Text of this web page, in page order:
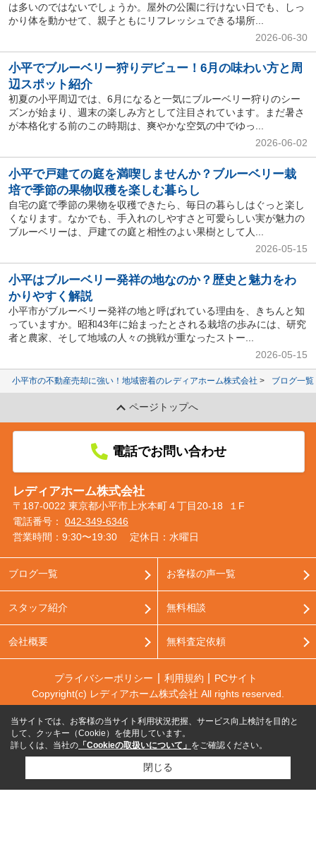
は多いのではないでしょうか。屋外の公園に行けない日でも、しっ
かり体を動かせて、親子ともにリフレッシュできる場所...
2026-06-30
小平でブルーベリー狩りデビュー！6月の味わい方と周
辺スポット紹介
初夏の小平周辺では、6月になると一気にブルーベリー狩りのシー
ズンが始まり、週末の楽しみ方として注目されています。まだ暑さ
が本格化する前のこの時期は、爽やかな空気の中でゆっ...
2026-06-02
小平で戸建ての庭を満喫しませんか？ブルーベリー栽
培で季節の果物収穫を楽しむ暮らし
自宅の庭で季節の果物を収穫できたら、毎日の暮らしはぐっと楽し
くなります。なかでも、手入れのしやすさと可愛らしい実が魅力の
ブルーベリーは、戸建ての庭と相性のよい果樹として人...
2026-05-15
小平はブルーベリー発祥の地なのか？歴史と魅力をわ
かりやすく解説
小平市がブルーベリー発祥の地と呼ばれている理由を、きちんと知
っていますか。昭和43年に始まったとされる栽培の歩みには、研究
者と農家、そして地域の人々の挑戦が重なったストー...
2026-05-15
小平市の不動産売却に強い！地域密着のレディアホーム株式会社 ブログ一覧
ページトップへ
電話でお問い合わせ
レディアホーム株式会社
〒187-0022 東京都小平市上水本町４丁目20-18 １F
電話番号： 042-349-6346
営業時間：9:30〜19:30
定休日：水曜日
ブログ一覧
スタッフ紹介
会社概要
お客様の声一覧
無料相談
無料査定依頼
プライバシーポリシー 利用規約
PCサイト
Copyright(c) レディアホーム株式会社 All rights reserved.
当サイトでは、お客様の当サイト利用状況把握、サービス向上検討を目的と
して、クッキー（Cookie）を使用しています。
詳しくは、当社の 「Cookieの取扱いについて」 をご確認ください。
閉じる